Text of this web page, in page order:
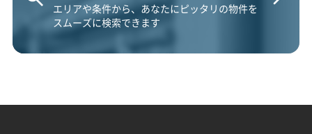
エリアや条件から、あなたにピッタリの物件を
スムーズに検索できます